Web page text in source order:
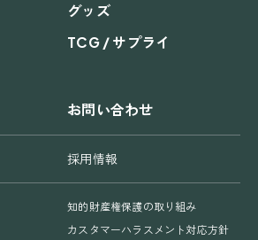
グッズ
TCG / サプライ
お問い合わせ
採用情報
知的財産権保護の取り組み
カスタマーハラスメント対応方針